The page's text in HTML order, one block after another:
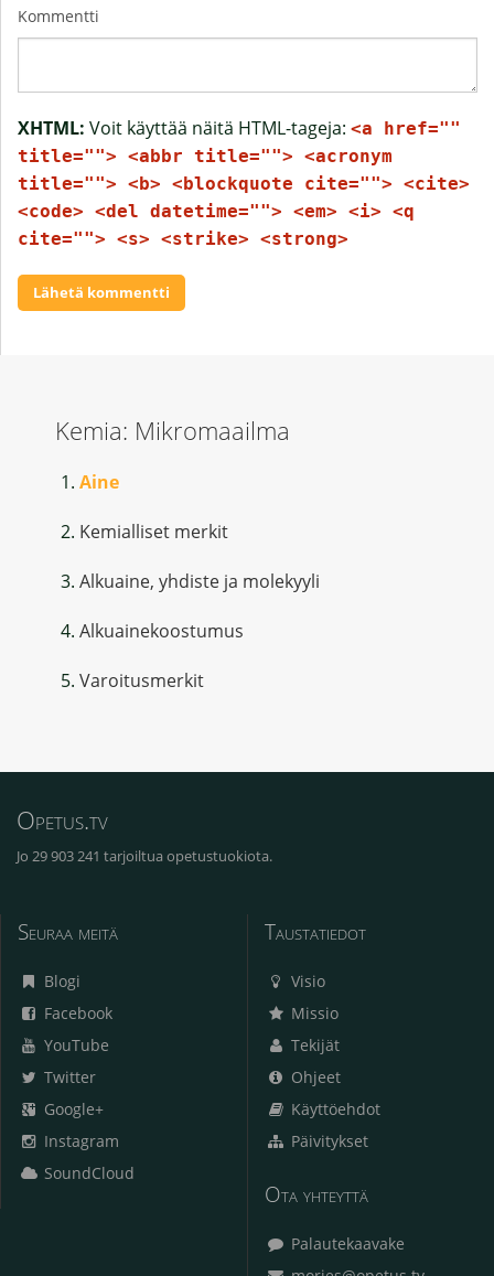
Kommentti
XHTML: Voit käyttää näitä HTML-tageja: <a href=""
title=""> <abbr title=""> <acronym
title=""> <b> <blockquote cite=""> <cite>
<code> <del datetime=""> <em> <i> <q
cite=""> <s> <strike> <strong>
Kemia: Mikromaailma
Aine
Kemialliset merkit
Alkuaine, yhdiste ja molekyyli
Alkuainekoostumus
Varoitusmerkit
Opetus.tv
Jo 29 903 241 tarjoiltua opetustuokiota.
Seuraa meitä
Blogi
Facebook
YouTube
Twitter
Google+
Instagram
SoundCloud
Taustatiedot
Visio
Missio
Tekijät
Ohjeet
Käyttöehdot
Päivitykset
Ota yhteyttä
Palautekaavake